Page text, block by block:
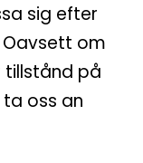
sig efter
om
tillstånd på
oss an